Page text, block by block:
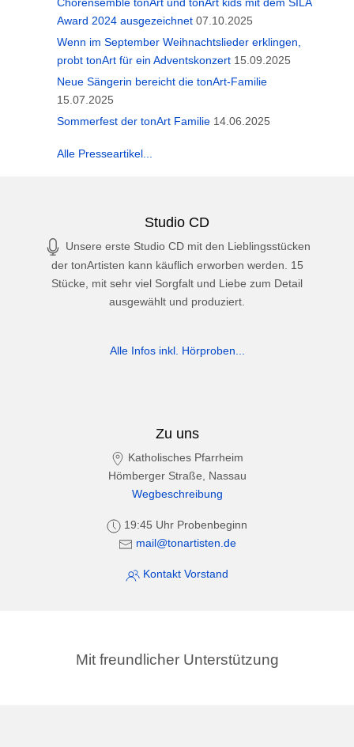
Award 2024 ausgezeichnet 07.10.2025
Wenn im September Weihnachtslieder erklingen,
probt tonArt für ein Adventskonzert 15.09.2025
Neue Sängerin bereicht die tonArt-Familie
15.07.2025
Sommerfest der tonArt Familie 14.06.2025
Alle Presseartikel...
Studio CD
Unsere erste Studio CD mit den Lieblingsstücken
der tonArtisten kann käuflich erworben werden. 15
Stücke, mit sehr viel Sorgfalt und Liebe zum Detail
ausgewählt und produziert.
Alle Infos inkl. Hörproben...
Zu uns
Katholisches Pfarrheim
Hömberger Straße, Nassau
Wegbeschreibung
19:45 Uhr Probenbeginn
mail@tonartisten.de
Kontakt Vorstand
Mit freundlicher Unterstützung